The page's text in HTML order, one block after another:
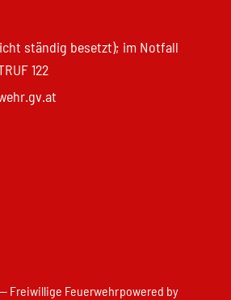
ständig besetzt); im Notfall
122
Freiwillige Feuerwehrpowered by